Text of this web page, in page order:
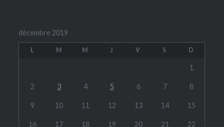
décembre 2019
L M M J V S D
1
2 3 4 5 6 7 8
9 10 11 12 13 14 15
16 17 18 19 20 21 22